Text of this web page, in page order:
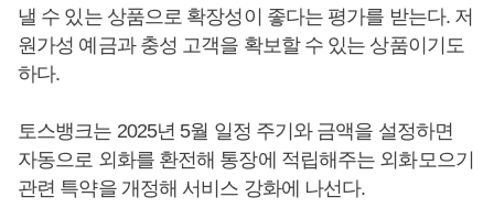
낼 수 있는 상품으로 확장성이 좋다는 평가를 받는다. 저
원가성 예금과 충성 고객을 확보할 수 있는 상품이기도
하다.
토스뱅크는 2025년 5월 일정 주기와 금액을 설정하면
자동으로 외화를 환전해 통장에 적립해주는 외화모으기
관련 특약을 개정해 서비스 강화에 나선다.